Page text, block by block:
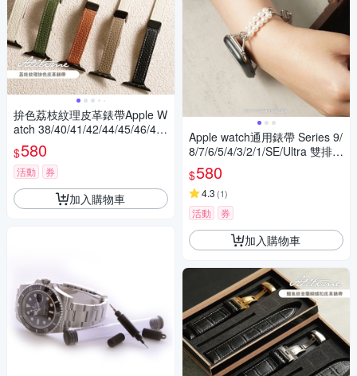
拚色荔枝紋理皮革錶帶Apple W
atch 38/40/41/42/44/45/46/49
mm
$580
活動 券
加入購物車
Apple watch通用錶帶 Series 9/
8/7/6/5/4/3/2/1/SE/Ultra 雙排小
巧珍珠飾品錶帶
$580
4.3 (1)
活動 券
加入購物車